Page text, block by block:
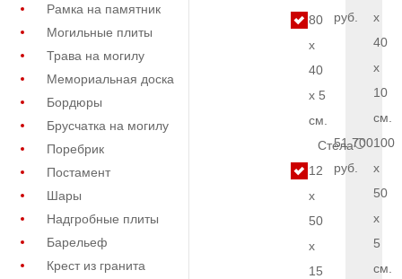
Рамка на памятник
Могильные плиты
Трава на могилу
Мемориальная доска
Бордюры
Брусчатка на могилу
Поребрик
Постамент
Шары
Надгробные плиты
Барельеф
Крест из гранита
80
x
40
x 5
см.
Стела
12
x
50
x
15
руб.
x
40
x
10
см.
51.700
руб.
100
x
50
x
5
см.